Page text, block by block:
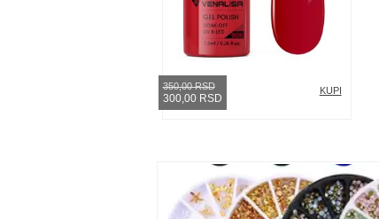
KUPI
350,00 RSD
300,00 RSD